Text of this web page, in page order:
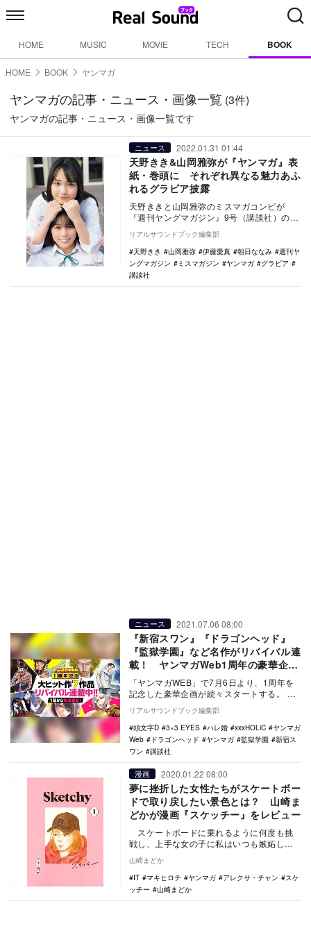
HOME MUSIC MOVIE TECH BOOK
HOME BOOK ヤンマガ
ヤンマガの記事・ニュース・画像一覧 (3件)
ヤンマガの記事・ニュース・画像一覧です
ニュース 2022.01.31 01:44
天野きき&山岡雅弥が『ヤンマガ』表
紙・巻頭に それぞれ異なる魅力あふ
れるグラビア披露
天野ききと山岡雅弥のミスマガコンビが
『週刊ヤングマガジン』9号（講談社）の表
紙&巻頭グラビアに登場。それぞれ異なる魅
力の…
リアルサウンドブック編集部
天野きき
山岡雅弥 伊藤愛真 朝日ななみ
週刊ヤ
ングマガジン
ミスマガジン ヤンマガ
グラビア
講談社
ニュース 2021.07.06 08:00
『新宿スワン』『ドラゴンヘッド』
『監獄学園』など名作がリバイバル連
載！ ヤンマガWeb1周年の豪華企画
がスタート
「ヤンマガWEB」で7月6日より、1周年を
記念した豪華企画が続々スタートする。
「ヤングマガジン」の名作7作品を毎週無
料…
リアルサウンドブック編集部
頭文字D
3×3 EYES ハレ婚 xxxHOLiC
ヤンマガ
Web
ドラゴンヘッド ヤンマガ 監獄学園
新宿ス
ワン
講談社
漫画 2020.01.22 08:00
夢に挫折した女性たちがスケートボー
ドで取り戻したい景色とは？ 山崎ま
どかが漫画『スケッチー』をレビュー
スケートボードに乗れるように何度も挑
戦し、上手な女の子に私はいつも嫉妬して
覚、そして…
山崎まどか
IT
マキヒロチ ヤンマガ アレクサ・チャン
スケ
ッチー
山崎まどか